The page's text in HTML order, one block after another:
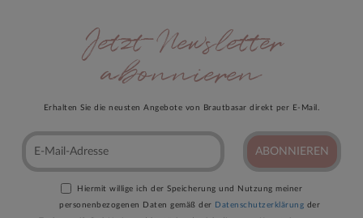
Jetzt Newsletter
abonnieren
Erhalten Sie die neusten Angebote von Brautbasar direkt per E-Mail.
ABONNIEREN
Hiermit willige ich der Speicherung und Nutzung meiner
personenbezogenen Daten gemäß der Datenschutzerklärung der